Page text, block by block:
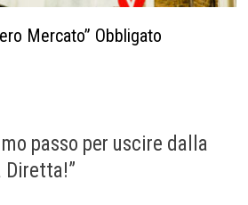
Mercato” Obbligato
passo per uscire dalla
Diretta!”